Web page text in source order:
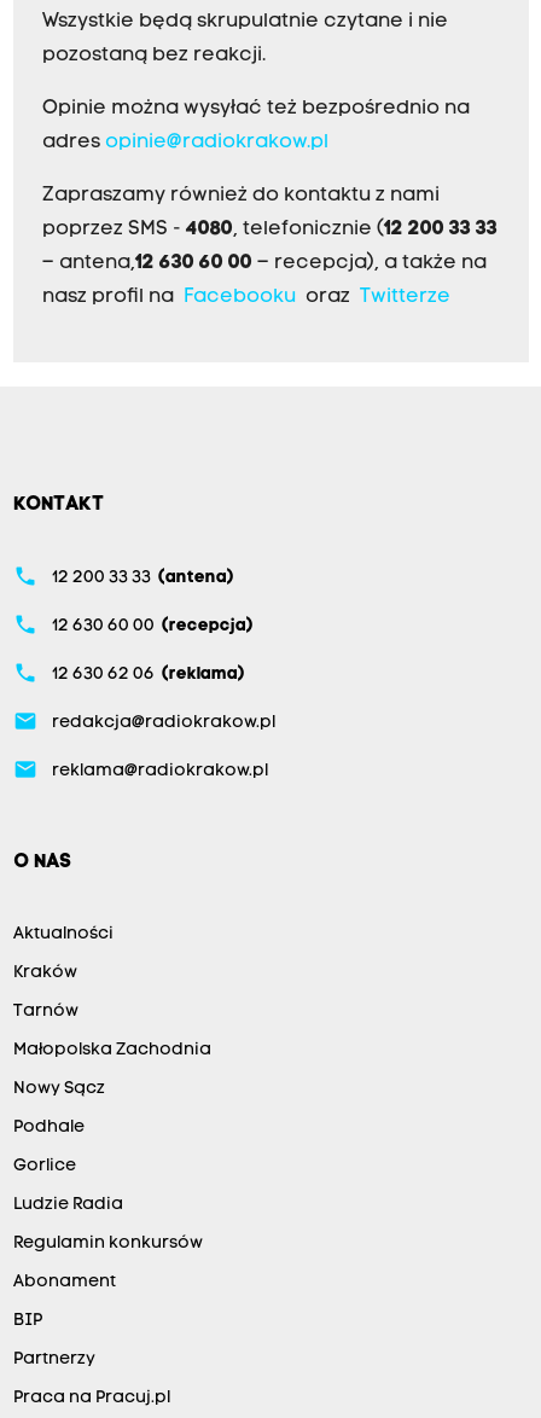
Wszystkie będą skrupulatnie czytane i nie
pozostaną bez reakcji.
Opinie można wysyłać też bezpośrednio na
adres opinie@radiokrakow.pl
Zapraszamy również do kontaktu z nami
poprzez SMS - 4080, telefonicznie (12 200 33 33
– antena,12 630 60 00 – recepcja), a także na
nasz profil na Facebookuoraz Twitterze
KONTAKT
phone 12 200 33 33 (antena)
phone 12 630 60 00 (recepcja)
phone 12 630 62 06 (reklama)
email redakcja@radiokrakow.pl
email reklama@radiokrakow.pl
O NAS
Aktualności
Kraków
Tarnów
Małopolska Zachodnia
Nowy Sącz
Podhale
Gorlice
Ludzie Radia
Regulamin konkursów
Abonament
BIP
Partnerzy
Praca na Pracuj.pl